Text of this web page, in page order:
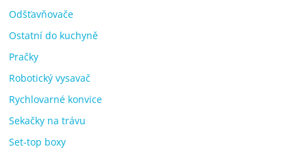
Odšťavňovače
Ostatní do kuchyně
Pračky
Robotický vysavač
Rychlovarné konvice
Sekačky na trávu
Set-top boxy